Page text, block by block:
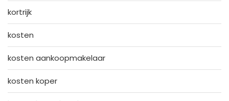
kortrijk
kosten
kosten aankoopmakelaar
kosten koper